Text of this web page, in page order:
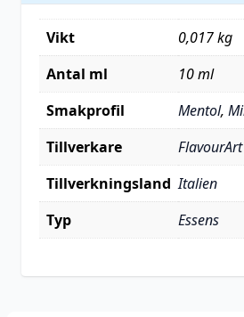
Vikt
0,017 kg
Antal ml
10 ml
Smakprofil
Mentol,
Tillverkare
FlavourArt
Tillverkningsland Italien
Typ
Essens